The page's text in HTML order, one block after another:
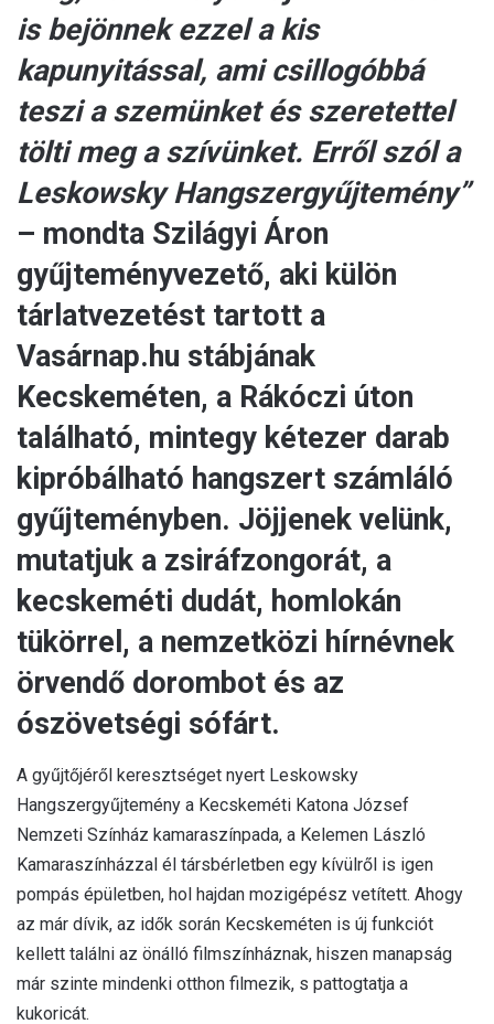
is bejönnek ezzel a kis
kapunyitással, ami csillogóbbá
teszi a szemünket és szeretettel
tölti meg a szívünket. Erről szól a
Leskowsky Hangszergyűjtemény”
– mondta Szilágyi Áron
gyűjteményvezető, aki külön
tárlatvezetést tartott a
Vasárnap.hu stábjának
Kecskeméten, a Rákóczi úton
található, mintegy kétezer darab
kipróbálható hangszert számláló
gyűjteményben. Jöjjenek velünk,
mutatjuk a zsiráfzongorát, a
kecskeméti dudát, homlokán
tükörrel, a nemzetközi hírnévnek
örvendő dorombot és az
ószövetségi sófárt.
A gyűjtőjéről keresztséget nyert Leskowsky
Hangszergyűjtemény a Kecskeméti Katona József
Nemzeti Színház kamaraszínpada, a Kelemen László
Kamaraszínházzal él társbérletben egy kívülről is igen
pompás épületben, hol hajdan mozigépész vetített. Ahogy
az már dívik, az idők során Kecskeméten is új funkciót
kellett találni az önálló filmszínháznak, hiszen manapság
már szinte mindenki otthon filmezik, s pattogtatja a
kukoricát.